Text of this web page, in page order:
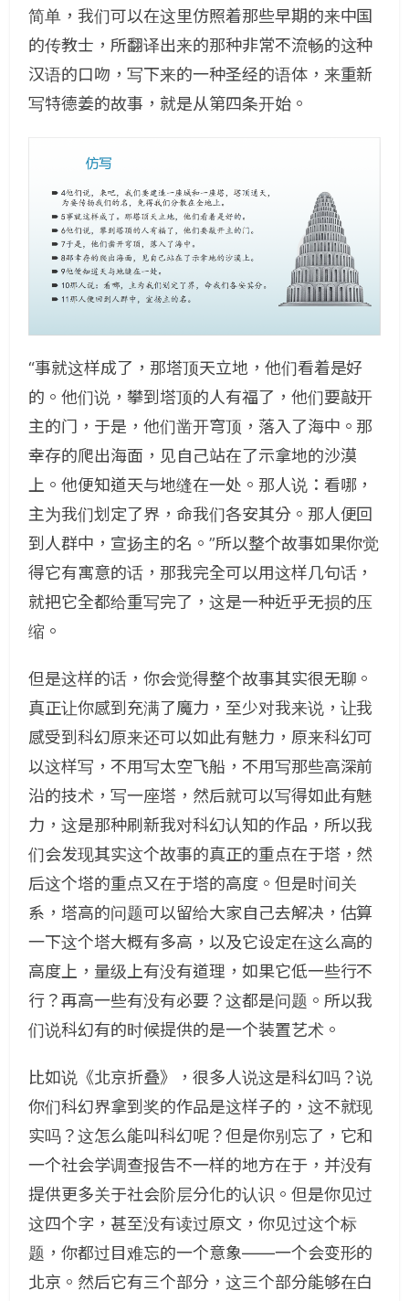
简单，我们可以在这里仿照着那些早期的来中国
的传教士，所翻译出来的那种非常不流畅的这种
汉语的口吻，写下来的一种圣经的语体，来重新
写特德姜的故事，就是从第四条开始。
“事就这样成了，那塔顶天立地，他们看着是好
的。他们说，攀到塔顶的人有福了，他们要敲开
主的门，于是，他们凿开穹顶，落入了海中。那
幸存的爬出海面，见自己站在了示拿地的沙漠
上。他便知道天与地缝在一处。那人说：看哪，
主为我们划定了界，命我们各安其分。​那人便回
到人群中，宣扬主的名。”所以整个故事如果你觉
得它有寓意的话，那我完全可以用这样几句话，
就把它全都给重写完了，这是一种近乎无损的压
缩。
但是这样的话，你会觉得整个故事其实很无聊。
真正让你感到充满了魔力，至少对我来说，让我
感受到科幻原来还可以如此有魅力，原来科幻可
以这样写，不用写太空飞船，不用写那些高深前
沿的技术，写一座塔，然后就可以写得如此有魅
力，这是那种刷新我对科幻认知的作品，所以我
们会发现其实这个故事的真正的重点在于塔，然
后这个塔的重点又在于塔的高度。但是时间关
系，塔高的问题可以留给大家自己去解决，估算
一下这个塔大概有多高，以及它设定在这么高的
高度上，量级上有没有道理，如果它低一些行不
行？再高一些有没有必要？这都是问题。所以我
们说科幻有的时候提供的是一个装置艺术。
比如说《北京折叠》，很多人说这是科幻吗？说
你们科幻界拿到奖的作品是这样子的，这不就现
实吗？这怎么能叫科幻呢？但是你别忘了，它和
一个社会学调查报告不一样的地方在于，并没有
提供更多关于社会阶层分化的认识。但是你见过
这四个字，甚至没有读过原文，你见过这个标
题，你都过目难忘的一个意象——一个会变形的
北京。然后它有三个部分，这三个部分能够在白